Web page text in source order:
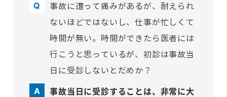
事故に遭って痛みがあるが、耐えられ
ないほどではないし、仕事が忙しくて
時間が無い。時間ができたら医者には
行こうと思っているが、初診は事故当
日に受診しないとだめか？
事故当日に受診することは、非常に大